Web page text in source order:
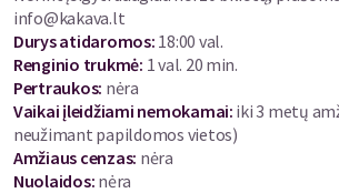
emocionalūs muzikos dialogai kvies iš
kuriuos pažįsta milijonai klausytojų visame
Šv. Kotrynos bažnyčios erdvė šiam
aurą – čia kiekviena nata skambės dar
melodija taps nepamirštama patirtimi.
Jei mėgstate muziką, kuri stebina, įkvepia ir
info@kakava.lt
Durys atidaromos: 18:00 val.
Renginio trukmė: 1 val. 20 min.
Pertraukos: nėra
Vaikai įleidžiami nemokamai: iki 3 metų
neužimant papildomos vietos)
Amžiaus cenzas: nėra
Nuolaidos: nėra